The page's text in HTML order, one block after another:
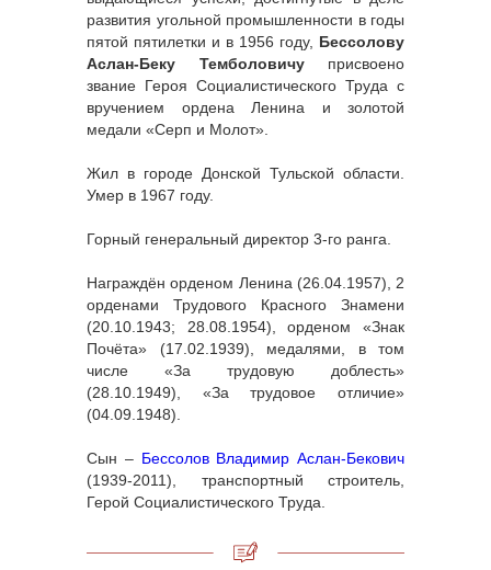
развития угольной промышленности в годы
пятой пятилетки и в 1956 году, Бессолову
Аслан-Беку Темболовичуприсвоено
звание Героя Социалистического Труда с
вручением ордена Ленина и золотой
медали «Серп и Молот».
Жил в городе Донской Тульской области.
Умер в 1967 году.
Горный генеральный директор 3-го ранга.
Награждён орденом Ленина (26.04.1957), 2
орденами Трудового Красного Знамени
(20.10.1943; 28.08.1954), орденом «Знак
Почёта» (17.02.1939), медалями, в том
числе «За трудовую доблесть»
(28.10.1949), «За трудовое отличие»
(04.09.1948).
Сын – Бессолов Владимир Аслан-Бекович
(1939-2011), транспортный строитель,
Герой Социалистического Труда.